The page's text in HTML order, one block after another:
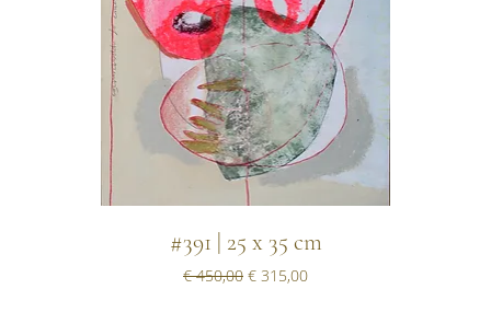
#391 | 25 x 35 cm
Normale prijs
€ 450,00 Verkoopprijs
€ 315,00